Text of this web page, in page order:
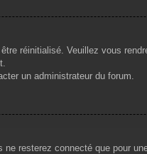
réinitialisé. Veuillez vous
un administrateur du forum.
resterez connecté que pour